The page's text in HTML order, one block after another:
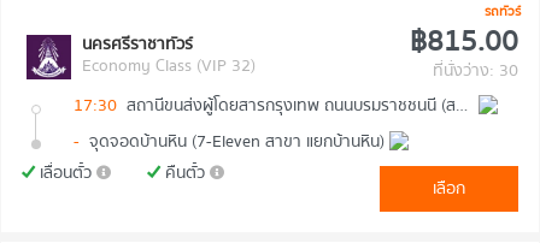
รถทัวร์
นครศรีราชาทัวร์
Economy Class (VIP 32)
฿815.00
ที่นั่งว่าง: 30
17:30
สถานีขนส่งผู้โดยสารกรุงเทพ ถนนบรมราชชนนี (สายใต้ใหม่)
- จุดจอดบ้านหิน (7-Eleven สาขา แยกบ้านหิน)
เลื่อนตั๋ว
คืนตั๋ว
เลือก